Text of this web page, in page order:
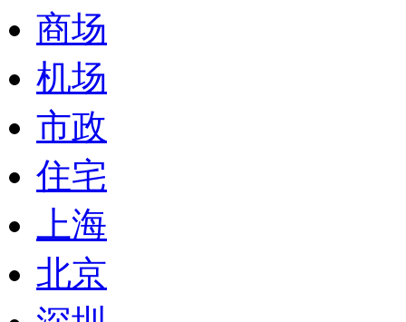
商场
机场
市政
住宅
上海
北京